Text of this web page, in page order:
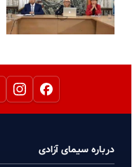
درباره سیمای آزادی